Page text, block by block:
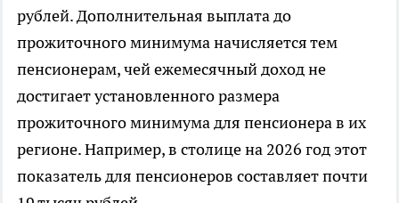
рублей. Дополнительная выплата до
прожиточного минимума начисляется тем
пенсионерам, чей ежемесячный доход не
достигает установленного размера
прожиточного минимума для пенсионера в их
регионе. Например, в столице на 2026 год этот
показатель для пенсионеров составляет почти